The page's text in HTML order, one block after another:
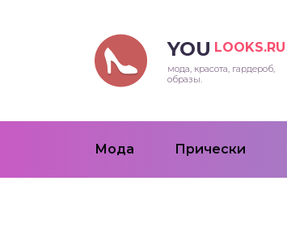
YOU LOOKS.RU
мода, красота, гардероб,
образы.
Мода Прически